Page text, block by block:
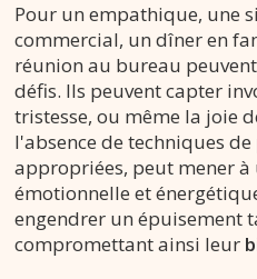
Pour un empathique, une
commercial, un dîner en
réunion au bureau
défis. Ils peuvent capter
tristesse, ou même la joie
l'absence de techniques de
appropriées, peut mener à
émotionnelle et
engendrer un épuisement
compromettant ainsi leur